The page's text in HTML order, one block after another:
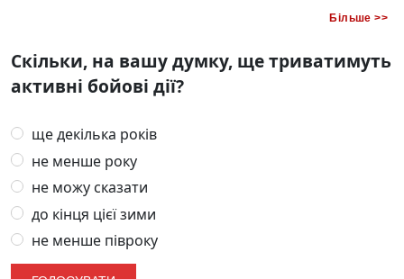
Більше >>
Скільки, на вашу думку, ще триватимуть
активні бойові дії?
ще декілька років
не менше року
не можу сказати
до кінця цієї зими
не менше півроку